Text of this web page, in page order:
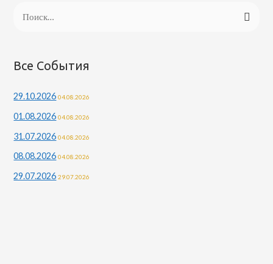
т
:
Все События
29.10.2026 04.08.2026
01.08.2026 04.08.2026
31.07.2026 04.08.2026
08.08.2026 04.08.2026
29.07.2026 29.07.2026